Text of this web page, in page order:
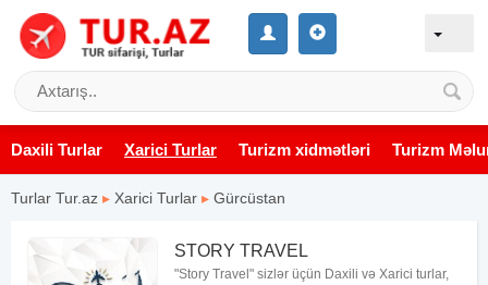
Daxili Turlar Xarici Turlar Turizm xidmətləri Turizm
Turlar Tur.az ▸ Xarici Turlar ▸ Gürcüstan
STORY TRAVEL
"Story Travel" sizlər üçün Daxili və Xarici turlar,